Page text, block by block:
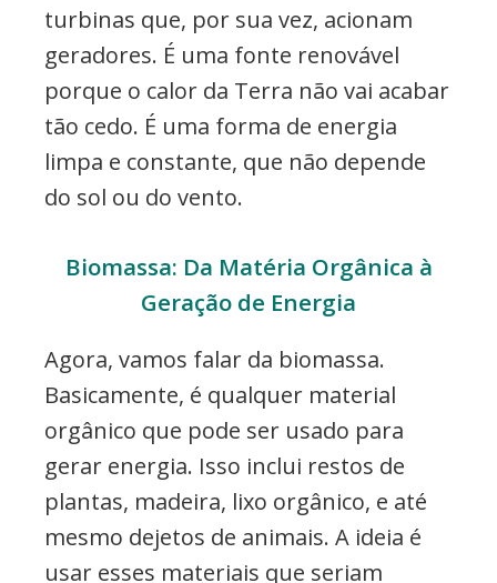
turbinas que, por sua vez, acionam
geradores. É uma fonte renovável
porque o calor da Terra não vai acabar
tão cedo. É uma forma de energia
limpa e constante, que não depende
do sol ou do vento.
Biomassa: Da Matéria Orgânica à
Geração de Energia
Agora, vamos falar da biomassa.
Basicamente, é qualquer material
orgânico que pode ser usado para
gerar energia. Isso inclui restos de
plantas, madeira, lixo orgânico, e até
mesmo dejetos de animais. A ideia é
usar esses materiais que seriam